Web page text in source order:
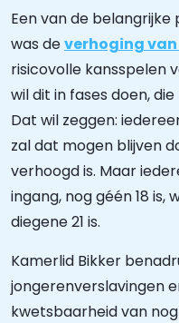
Een van de
was deverhoging
risicovolle kansspelen
wil dit in fases doen,
Dat wil zeggen:
zal dat mogen blijven
verhoogd is. Maar
ingang, nog géén 18
diegene 21 is.
Kamerlid Bikker
jongerenverslavingen
kwetsbaarheid van